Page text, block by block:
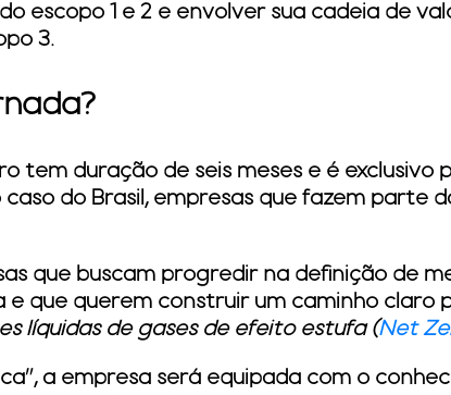
escopo 1 e 2 e envolver sua cadeia de
3.
tem duração de seis meses e é exclusivo
do Brasil, empresas que fazem parte
que buscam progredir na definição de
e que querem construir um caminho claro
líquidas de gases de efeito estufa (Net
a empresa será equipada com o